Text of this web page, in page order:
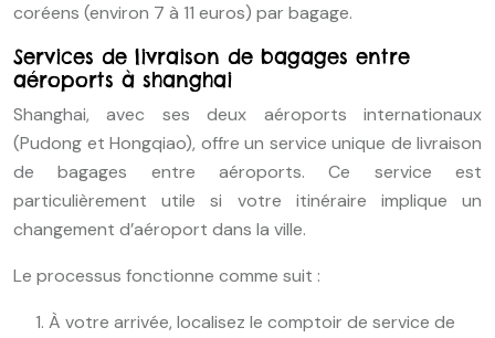
coréens (environ 7 à 11 euros) par bagage.
Services de livraison de bagages entre
aéroports à shanghai
Shanghai, avec ses deux aéroports internationaux
(Pudong et Hongqiao), offre un service unique de livraison
de bagages entre aéroports. Ce service est
particulièrement utile si votre itinéraire implique un
changement d’aéroport dans la ville.
Le processus fonctionne comme suit :
À votre arrivée, localisez le comptoir de service de